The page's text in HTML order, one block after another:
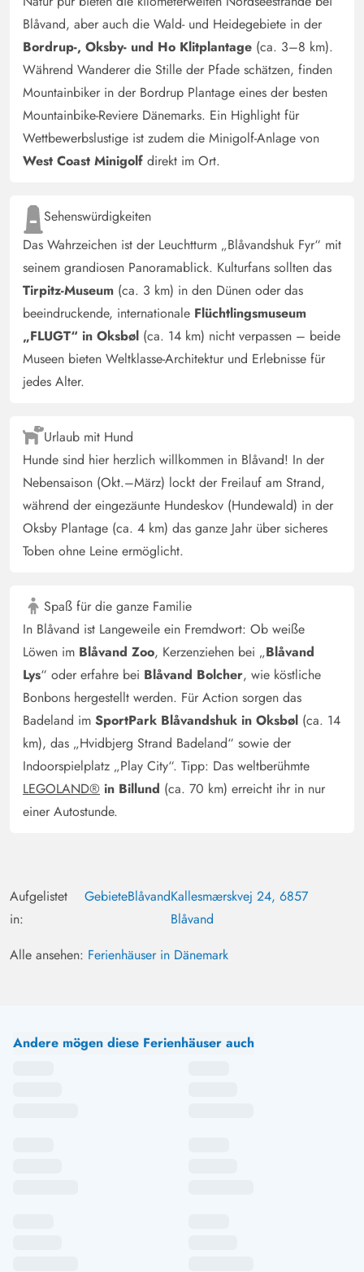
Blåvand, aber auch die Wald- und Heidegebiete in der
Bordrup-, Oksby- und Ho Klitplantage (ca. 3–8 km).
Während Wanderer die Stille der Pfade schätzen, finden
Mountainbiker in der Bordrup Plantage eines der besten
Mountainbike-Reviere Dänemarks. Ein Highlight für
Wettbewerbslustige ist zudem die Minigolf-Anlage von
West Coast Minigolf direkt im Ort.
Sehenswürdigkeiten
Das Wahrzeichen ist der Leuchtturm „Blåvandshuk Fyr“ mit
seinem grandiosen Panoramablick. Kulturfans sollten das
Tirpitz-Museum (ca. 3 km) in den Dünen oder das
beeindruckende, internationale Flüchtlingsmuseum
„FLUGT“ in Oksbøl (ca. 14 km) nicht verpassen – beide
Museen bieten Weltklasse-Architektur und Erlebnisse für
jedes Alter.
Urlaub mit Hund
Hunde sind hier herzlich willkommen in Blåvand! In der
Nebensaison (Okt.–März) lockt der Freilauf am Strand,
während der eingezäunte Hundeskov (Hundewald) in der
Oksby Plantage (ca. 4 km) das ganze Jahr über sicheres
Toben ohne Leine ermöglicht.
Spaß für die ganze Familie
In Blåvand ist Langeweile ein Fremdwort: Ob weiße
Löwen im Blåvand Zoo, Kerzenziehen bei „Blåvand
Lys“ oder erfahre bei Blåvand Bolcher, wie köstliche
Bonbons hergestellt werden. Für Action sorgen das
Badeland im SportPark Blåvandshuk in Oksbøl (ca. 14
km), das „Hvidbjerg Strand Badeland“ sowie der
Indoorspielplatz „Play City“. Tipp: Das weltberühmte
LEGOLAND® in Billund (ca. 70 km) erreicht ihr in nur
einer Autostunde.
Aufgelistet
in:
GebieteBlåvandKallesmærskvej 24, 6857
Blåvand
Alle ansehen: Ferienhäuser in Dänemark
Andere mögen diese Ferienhäuser auch